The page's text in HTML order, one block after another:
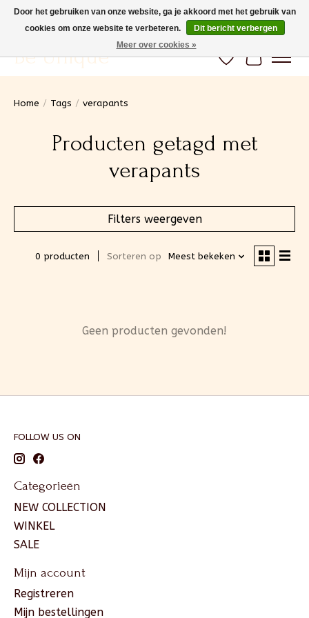
Gratis verzending vanaf 100€ (BE) Snelle levering
Be Unique Verlanglijst
Home / Tags / verapants
Producten getagd met
verapants
Filters weergeven
0 producten Sorteren op Meest bekeken
Geen producten gevonden!
FOLLOW US ON
Categorieën
NEW COLLECTION
WINKEL
SALE
Mijn account
Registreren
Mijn bestellingen
Door het gebruiken van onze website, ga je akkoord met het gebruik van
cookies om onze website te verbeteren.
Dit bericht verbergen
Meer over cookies »